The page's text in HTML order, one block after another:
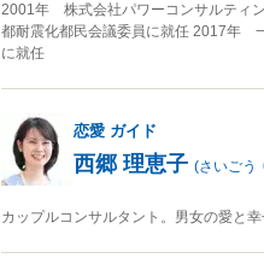
2001年 株式会社パワーコンサルティ
都耐震化都民会議委員に就任 2017年
に就任
恋愛 ガイド
西郷 理恵子 (さいごう
カップルコンサルタント。男女の愛と